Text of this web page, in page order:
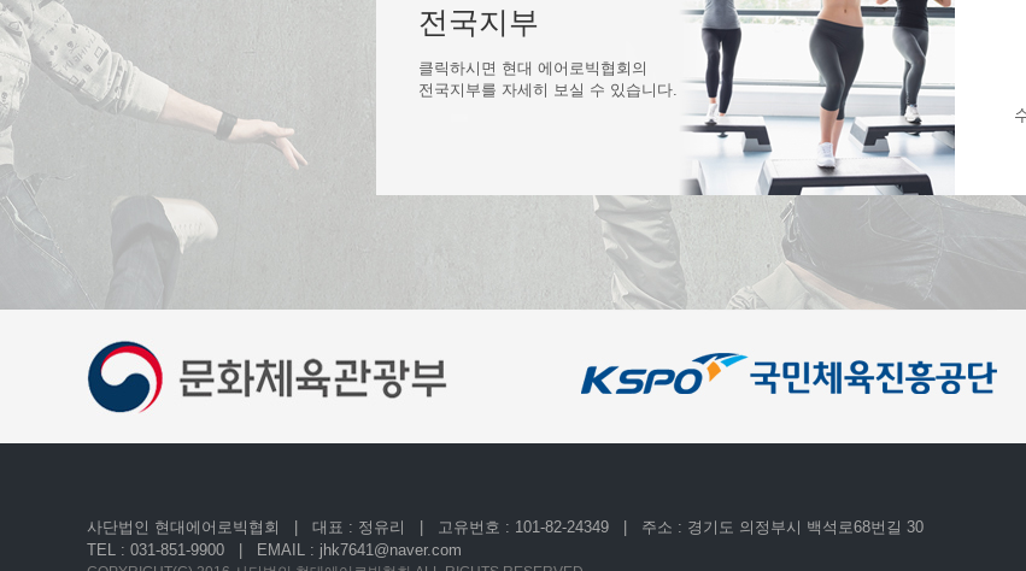
전국지부
클릭하시면 현대 에어로빅협회의
전국지부를 자세히 보실 수 있습니다.
사단법인 현대에어로빅협회 | 대표 : 정유리 | 고유번호 : 101-82-24349 | 주소 : 경기도 의정부시 백석로68번길 30
TEL : 031-851-9900 |
EMAIL : jhk7641@naver.com